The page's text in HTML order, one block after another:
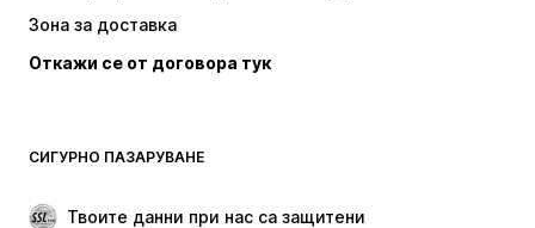
Зона за доставка
Откажи се от договора тук
СИГУРНО ПАЗАРУВАНЕ
Твоите данни при нас са защитени